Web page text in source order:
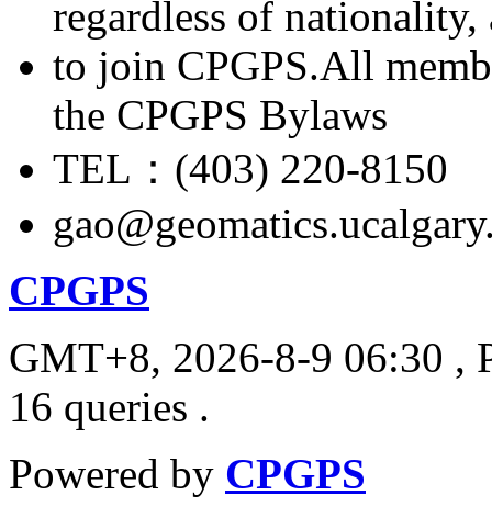
regardless of nationality,
to join CPGPS.All
the CPGPS Bylaws
TEL：(403) 220-8150
CPGPS
GMT+8, 2026-8-9 06:30 ,
16 queries .
Powered by CPGPS